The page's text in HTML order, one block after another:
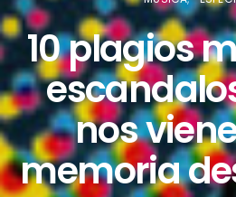
10 plagios
nos
memoria